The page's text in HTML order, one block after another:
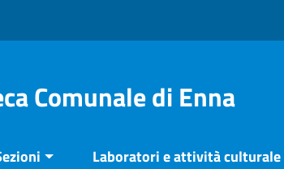
Comunale di Enna
Laboratori e attività culturale